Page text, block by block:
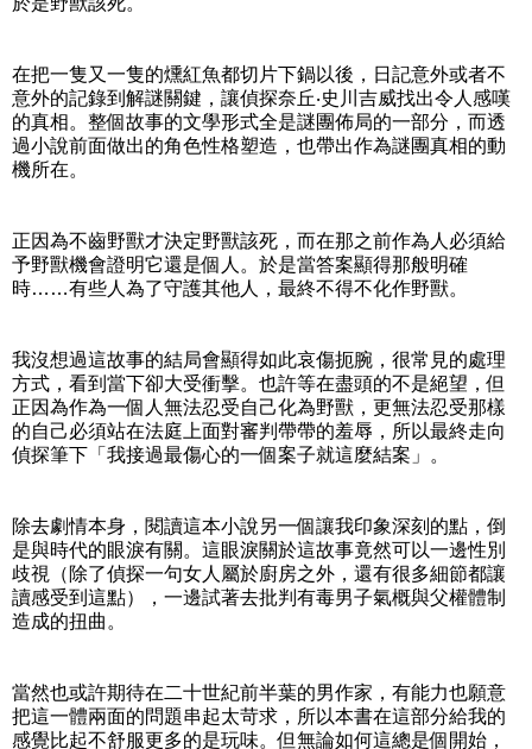
在把一隻又一隻的燻紅魚都切片下鍋以後，日記意外或者不
意外的記錄到解謎關鍵，讓偵探奈丘‧史川吉威找出令人感嘆
的真相。整個故事的文學形式全是謎團佈局的一部分，而透
過小說前面做出的角色性格塑造，也帶出作為謎團真相的動
機所在。
正因為不齒野獸才決定野獸該死，而在那之前作為人必須給
予野獸機會證明它還是個人。於是當答案顯得那般明確
時……有些人為了守護其他人，最終不得不化作野獸。
我沒想過這故事的結局會顯得如此哀傷扼腕，很常見的處理
方式，看到當下卻大受衝擊。也許等在盡頭的不是絕望，但
正因為作為一個人無法忍受自己化為野獸，更無法忍受那樣
的自己必須站在法庭上面對審判帶帶的羞辱，所以最終走向
偵探筆下「我接過最傷心的一個案子就這麼結案」。
除去劇情本身，閱讀這本小說另一個讓我印象深刻的點，倒
是與時代的眼淚有關。這眼淚關於這故事竟然可以一邊性別
歧視（除了偵探一句女人屬於廚房之外，還有很多細節都讓
讀感受到這點），一邊試著去批判有毒男子氣概與父權體制
造成的扭曲。
當然也或許期待在二十世紀前半葉的男作家，有能力也願意
把這一體兩面的問題串起太苛求，所以本書在這部分給我的
感覺比起不舒服更多的是玩味。但無論如何這總是個開始，